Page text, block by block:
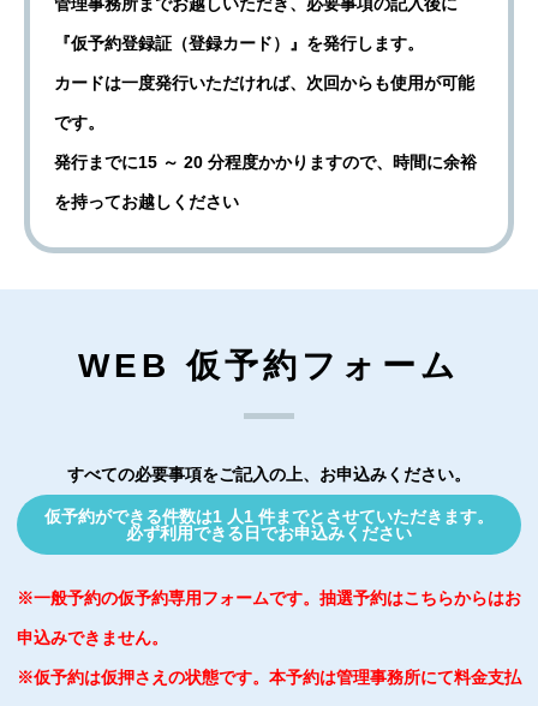
管理事務所までお越しいただき、必要事項の記入後に
『仮予約登録証（登録カード）』を発行します。
カードは一度発行いただければ、次回からも使用が可能
です。
発行までに15 ～ 20 分程度かかりますので、時間に余裕
を持ってお越しください
WEB 仮予約フォーム
すべての必要事項をご記入の上、お申込みください。
仮予約ができる件数は1 人1 件までとさせていただきます。
必ず利用できる日でお申込みください
※一般予約の仮予約専用フォームです。抽選予約はこちらからはお
申込みできません。
※仮予約は仮押さえの状態です。本予約は管理事務所にて料金支払